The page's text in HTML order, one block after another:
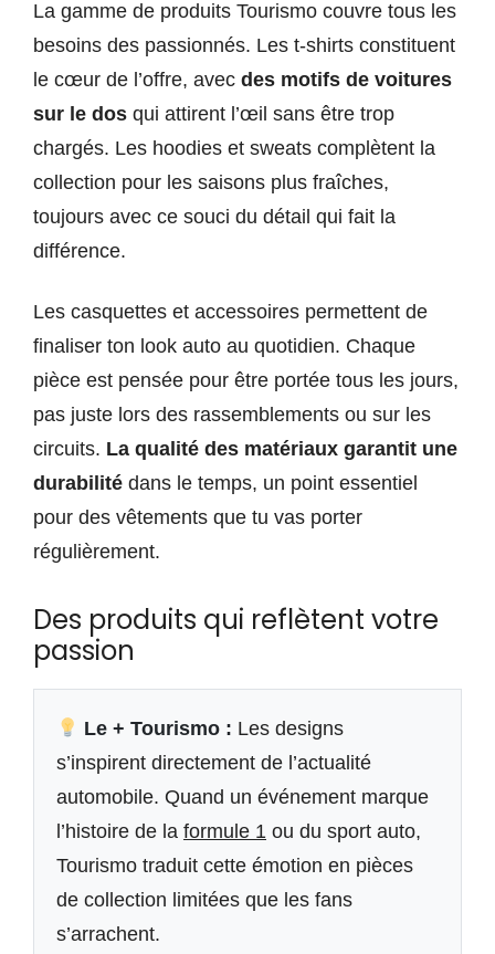
La gamme de produits Tourismo couvre tous les
besoins des passionnés. Les t-shirts constituent
le cœur de l’offre, avec des motifs de voitures
sur le dos qui attirent l’œil sans être trop
chargés. Les hoodies et sweats complètent la
collection pour les saisons plus fraîches,
toujours avec ce souci du détail qui fait la
différence.
Les casquettes et accessoires permettent de
finaliser ton look auto au quotidien. Chaque
pièce est pensée pour être portée tous les jours,
pas juste lors des rassemblements ou sur les
circuits. La qualité des matériaux garantit une
durabilité dans le temps, un point essentiel
pour des vêtements que tu vas porter
régulièrement.
Des produits qui reflètent votre
passion
Le + Tourismo : Les designs
s’inspirent directement de l’actualité
automobile. Quand un événement marque
l’histoire de la formule 1 ou du sport auto,
Tourismo traduit cette émotion en pièces
de collection limitées que les fans
s’arrachent.